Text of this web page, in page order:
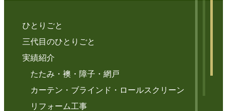
ひとりごと
三代目のひとりごと
実績紹介
たたみ・襖・障子・網戸
カーテン・ブラインド・ロールスクリーン
リフォーム工事